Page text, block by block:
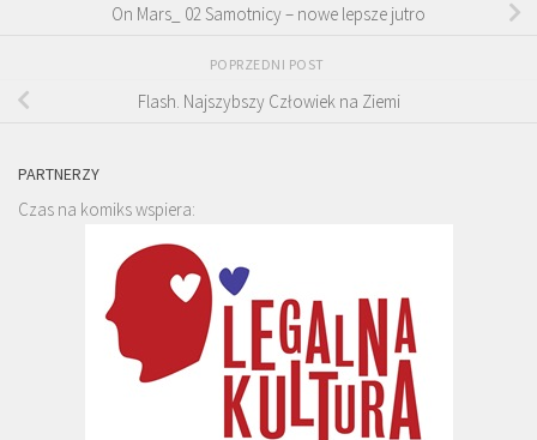
On Mars_ 02 Samotnicy – nowe lepsze jutro
POPRZEDNI POST
Flash. Najszybszy Człowiek na Ziemi
PARTNERZY
Czas na komiks wspiera: